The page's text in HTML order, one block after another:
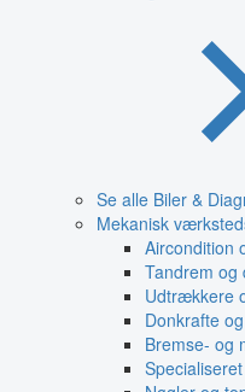
Se alle Biler &
Mekanisk
Aircondition
Tandrem og
Udtrækkere
Donkrafte
Bremse- og